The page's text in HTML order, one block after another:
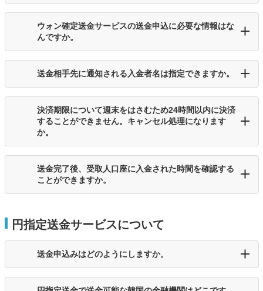
ウォン確定送金サービスの送金申込に必要な情報はな
んですか。
送金相手先に通知される入金者名は指定できますか。
決済期限について週末をはさむため24時間以内に決済
することができません。キャンセル処理になります
か。
送金完了後、受取人口座に入金された時間を確認する
ことができますか。
円指定送金サービスについて
送金申込みはどのようにしますか。